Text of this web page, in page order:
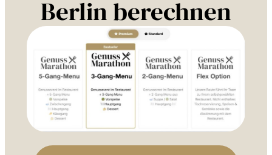
Berlin berechnen